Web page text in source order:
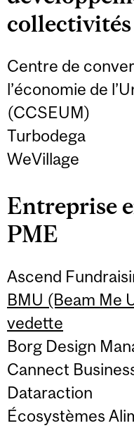
collectivités
Centre de
l’économie de
(CCSEUM)
Turbodega
WeVillage
Entreprise
PME
Ascend
BMU (Beam Me
vedette
Borg Design
Cannect
Dataraction
Écosystèmes